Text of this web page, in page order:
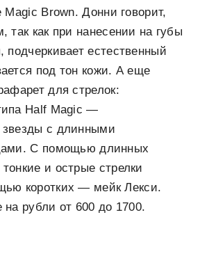
Magic Brown. Донни говорит,
так как при нанесении на губы
подчеркивает естественный
под тон кожи. А еще
для стрелок:
Half Magic —
звезды с длинными
С помощью длинных
и острые стрелки
коротких — мейк Лекси.
на рубли от 600 до 1700.